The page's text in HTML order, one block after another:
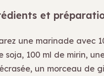
et
une marinade avec
soja, 100 ml de mirin,
un morceau de